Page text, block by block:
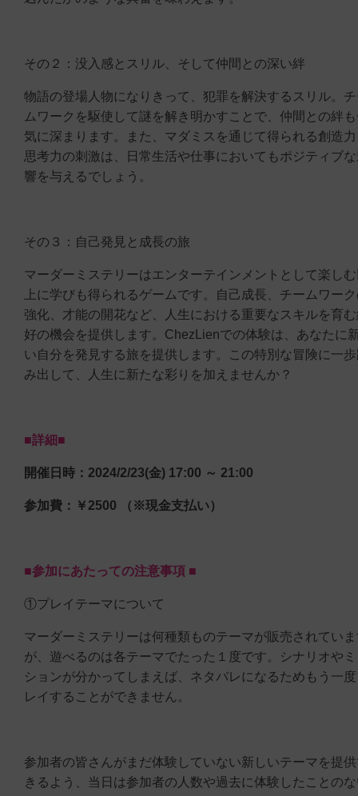
その２：没入感とスリル、そして仲間との深い絆
物語の登場人物になりきって、犯罪を解決するスリル。
ムワークを駆使して謎を解き明かすことで、仲間との絆
気に深まります。また、マダミスを通じて得られる創造
思考力の刺激は、日常生活や仕事においてもポジティブ
響を与えるでしょう。
その３：自己発見と成長の旅
マーダーミステリーはエンターテインメントとして楽し
上に学びも得られるゲームです。自己成長、チームワー
強化、才能の開花など、人生における重要なスキルを育
好の機会を提供します。ChezLienでの体験は、あなたに
い自分を発見する旅を提供します。この特別な冒険に一
み出して、人生に新たな彩りを加えませんか？
■詳細■
開催日時：2024/2/23(金) 17:00 ～ 21:00
参加費：￥2500 （※現金支払い）
■参加にあたっての注意事項 ■
①プレイテーマについて
マーダーミステリーは何種類ものテーマが販売されてい
が、遊べるのは各テーマでたった１度です。シナリオや
ションが分かってしまえば、ネタバレになるためもう一
レイすることができません。
参加者の皆さんがまだ体験していない新しいテーマを提
きるよう、当日は参加者の人数や過去に体験したことの